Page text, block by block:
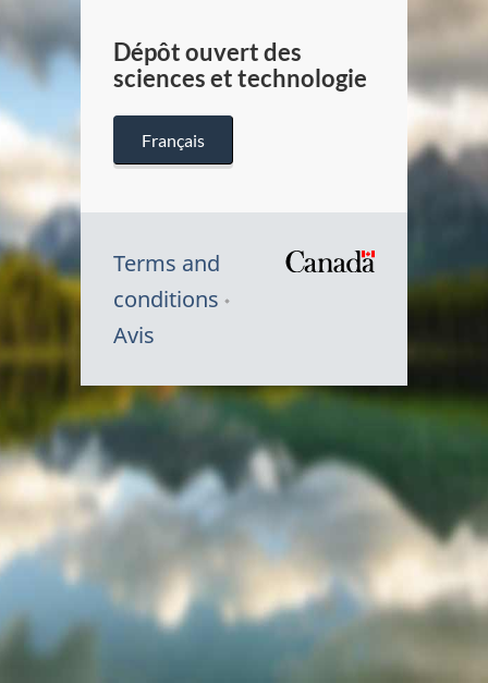
Dépôt ouvert des
sciences et technologie
Français
Terms and
conditions
Avis
Symbole
du